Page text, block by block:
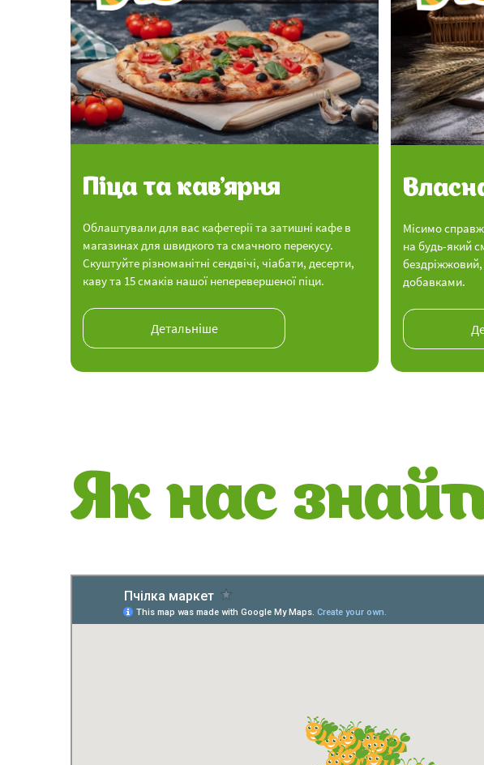
Піца та кав’ярня
Облаштували для вас кафетерії та затишні кафе в
магазинах для швидкого та смачного перекусу.
Скуштуйте різноманітні сендвічі, чіабати, десерти,
каву та 15 смаків нашої неперевершеної піци.
Детальніше
Місимо
на будь-який
добавками.
Як нас